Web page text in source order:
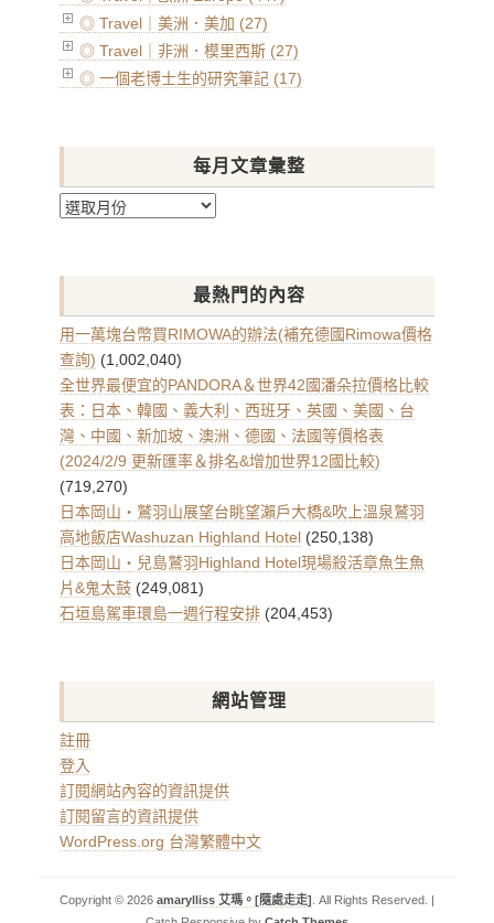
◎ Travel｜美洲．美加 (27)
◎ Travel｜非洲．模里西斯 (27)
◎ 一個老博士生的研究筆記 (17)
每月文章彙整
每
章
整
最熱門的內容
用一萬塊台幣買RIMOWA的辦法(補充德國Rimowa價格
查詢) (1,002,040)
全世界最便宜的PANDORA＆世界42國潘朵拉價格比較
表：日本、韓國、義大利、西班牙、英國、美國、台
灣、中國、新加坡、澳洲、德國、法國等價格表
(2024/2/9 更新匯率＆排名&增加世界12國比較)
(719,270)
日本岡山・鷲羽山展望台眺望瀨戶大橋&吹上溫泉鷲羽
高地飯店Washuzan Highland Hotel (250,138)
日本岡山・兒島鷲羽Highland Hotel現場殺活章魚生魚
片&鬼太鼓 (249,081)
石垣島駕車環島一週行程安排 (204,453)
網站管理
註冊
登入
訂閱網站內容的資訊提供
訂閱留言的資訊提供
WordPress.org 台灣繁體中文
Copyright © 2026 amarylliss 艾瑪。[隨處走走] . All Rights Reserved. |